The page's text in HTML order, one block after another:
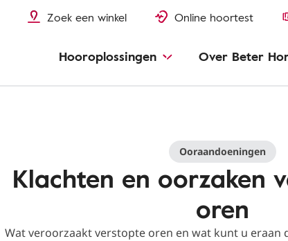
Zoek een winkel Online hoortest
Hooroplossingen Over Beter
Ooraandoeningen
Klachten en oorzaken
oren
Wat veroorzaakt verstopte oren en wat kunt u eraan